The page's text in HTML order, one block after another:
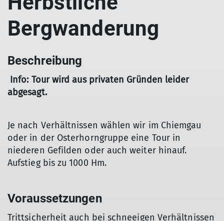
Bergwanderung
Beschreibung
Info: Tour wird aus privaten Gründen leider
abgesagt.
Je nach Verhältnissen wählen wir im Chiemgau
oder in der Osterhorngruppe eine Tour in
niederen Gefilden oder auch weiter hinauf.
Aufstieg bis zu 1000 Hm.
Voraussetzungen
Trittsicherheit auch bei schneeigen Verhältnissen